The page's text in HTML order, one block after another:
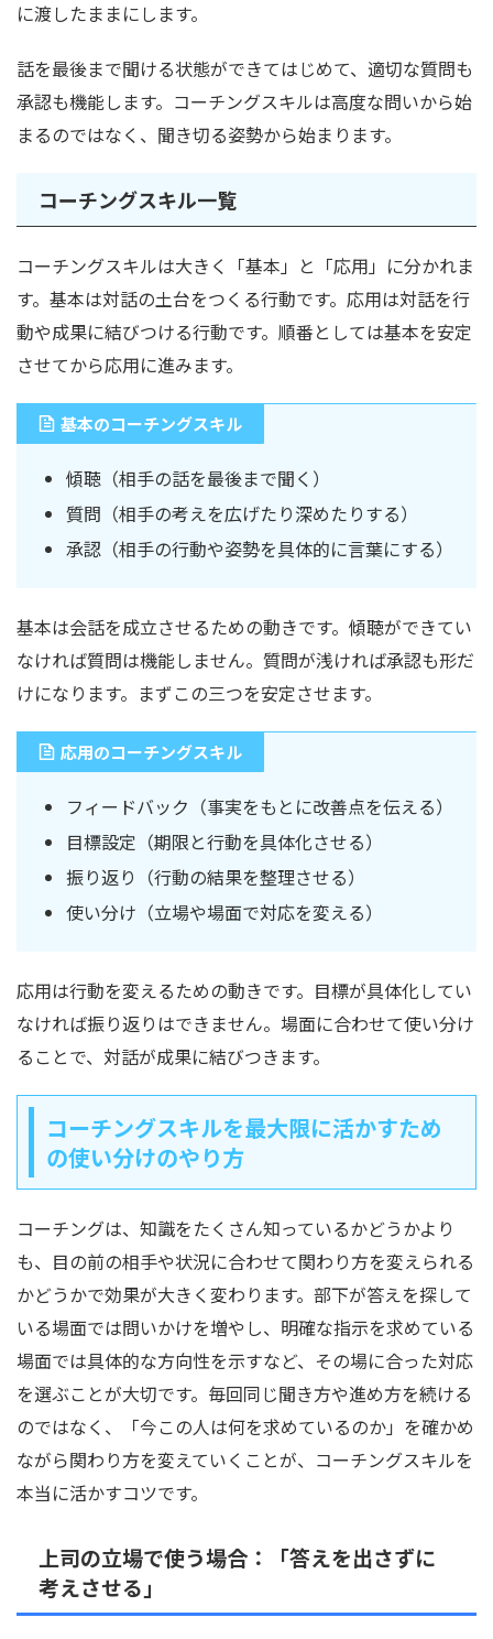
に渡したままにします。
話を最後まで聞ける状態ができてはじめて、適切な質問も
承認も機能します。コーチングスキルは高度な問いから始
まるのではなく、聞き切る姿勢から始まります。
コーチングスキル一覧
コーチングスキルは大きく「基本」と「応用」に分かれま
す。基本は対話の土台をつくる行動です。応用は対話を行
動や成果に結びつける行動です。順番としては基本を安定
させてから応用に進みます。
基本のコーチングスキル
傾聴（相手の話を最後まで聞く）
質問（相手の考えを広げたり深めたりする）
承認（相手の行動や姿勢を具体的に言葉にする）
基本は会話を成立させるための動きです。傾聴ができてい
なければ質問は機能しません。質問が浅ければ承認も形だ
けになります。まずこの三つを安定させます。
応用のコーチングスキル
フィードバック（事実をもとに改善点を伝える）
目標設定（期限と行動を具体化させる）
振り返り（行動の結果を整理させる）
使い分け（立場や場面で対応を変える）
応用は行動を変えるための動きです。目標が具体化してい
なければ振り返りはできません。場面に合わせて使い分け
ることで、対話が成果に結びつきます。
コーチングスキルを最大限に活かすため
の使い分けのやり方
コーチングは、知識をたくさん知っているかどうかより
も、目の前の相手や状況に合わせて関わり方を変えられる
かどうかで効果が大きく変わります。部下が答えを探して
いる場面では問いかけを増やし、明確な指示を求めている
場面では具体的な方向性を示すなど、その場に合った対応
を選ぶことが大切です。毎回同じ聞き方や進め方を続ける
のではなく、「今この人は何を求めているのか」を確かめ
ながら関わり方を変えていくことが、コーチングスキルを
本当に活かすコツです。
上司の立場で使う場合：「答えを出さずに
考えさせる」